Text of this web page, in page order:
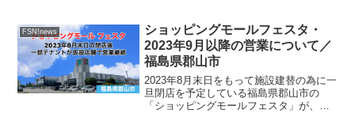
FSN!news
ショッピングモールフェスタ・
2023年9月以降の営業について／
福島県郡山市
2023年8月末日をもって施設建替の為に一
旦閉店を予定している福島県郡山市の
「ショッピングモールフェスタ」が、